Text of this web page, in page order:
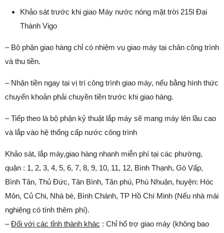
Khảo sát trước khi giao Máy nước nóng mặt trời 215l Đại
Thành Vigo
– Bộ phận giao hàng chỉ có nhiệm vụ giao máy tại chân công trình
và thu tiền.
– Nhận tiền ngay tại vị trí công trình giao máy, nếu bằng hình thức
chuyển khoản phải chuyền tiền trước khi giao hàng.
– Tiếp theo là bộ phận kỷ thuật lắp máy sẽ mang máy lên lầu cao
và lắp vào hệ thống cấp nước công trình
Khảo sát, lắp máy,giao hàng nhanh miễn phí tại các phường,
quận : 1, 2, 3, 4, 5, 6, 7, 8, 9, 10, 11, 12, Bình Thạnh, Gò Vấp,
Bình Tân, Thủ Đức, Tân Bình, Tân phú, Phú Nhuận, huyện: Hóc
Môn, Củ Chi, Nhà bè, Bình Chánh, TP Hồ Chí Minh (Nếu nhà mái
nghiêng có tính thêm phí).
–Đối với các tỉnh thành khác : Chỉ hổ trợ giao máy (không bao